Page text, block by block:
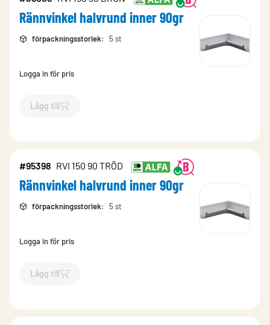
Rännvinkel halvrund inner 90gr
förpackningsstorlek: 5 st
Logga in för pris
Lägg till
`$Lägg till
#95398 RVI 150 90 TRÖD
Rännvinkel halvrund inner 90gr
förpackningsstorlek: 5 st
Logga in för pris
Lägg till
`$Lägg till